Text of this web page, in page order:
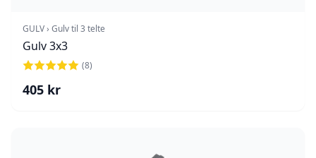
GULV › Gulv til 3 telte
Gulv 3x3
(8)
405 kr